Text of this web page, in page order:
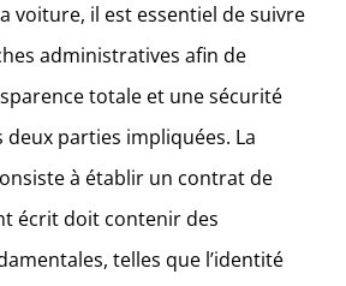
voiture, il est essentiel de suivre
administratives afin de
totale et une sécurité
parties impliquées. La
à établir un contrat de
écrit doit contenir des
telles que l’identité